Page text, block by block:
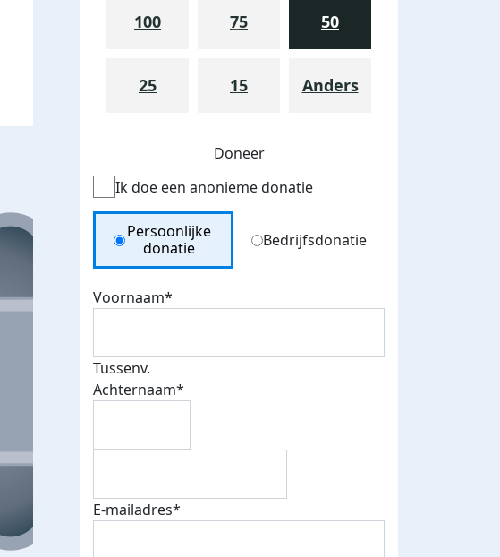
100 75 50
25 15 Anders
Doneer
Ik doe een anonieme donatie
Donation Type
Persoonlijke
donatie
Bedrijfsdonatie
Voornaam*
Tussenv.
Achternaam*
E-mailadres*